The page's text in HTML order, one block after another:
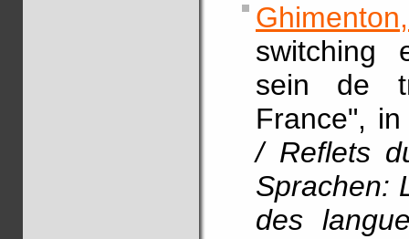
switching
sein de
France",
/ Reflets
Sprachen:
des